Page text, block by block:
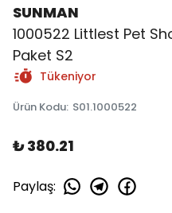
SUNMAN
1000522 Littlest Pet
Paket S2
Tükeniyor
Ürün Kodu: S01.1000522
₺ 380.21
Paylaş: